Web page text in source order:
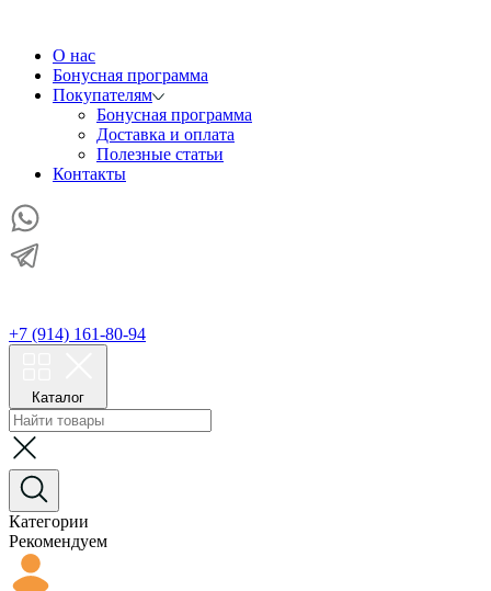
О нас
Бонусная программа
Покупателям
Бонусная программа
Доставка и оплата
Полезные статьи
Контакты
+7 (914) 161-80-94
Каталог
Категории
Рекомендуем